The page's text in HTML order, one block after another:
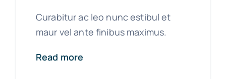
Curabitur ac leo nunc estibul et
maur vel ante finibus maximus.
Read more